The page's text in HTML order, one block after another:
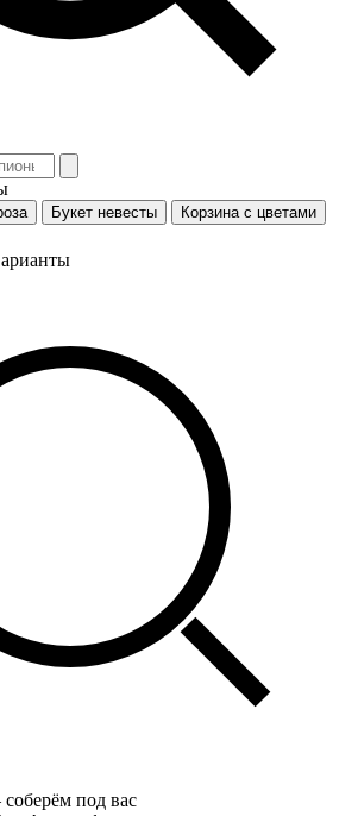
Букет невесты
Корзина с цветами
под вас